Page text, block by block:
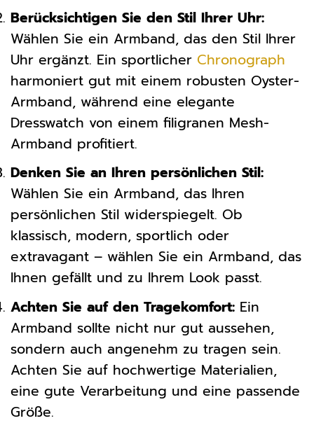
Berücksichtigen Sie den Stil Ihrer Uhr:
Wählen Sie ein Armband, das den Stil Ihrer
Uhr ergänzt. Ein sportlicher Chronograph
harmoniert gut mit einem robusten Oyster-
Armband, während eine elegante
Dresswatch von einem filigranen Mesh-
Armband profitiert.
Denken Sie an Ihren persönlichen Stil:
Wählen Sie ein Armband, das Ihren
persönlichen Stil widerspiegelt. Ob
klassisch, modern, sportlich oder
extravagant – wählen Sie ein Armband, das
Ihnen gefällt und zu Ihrem Look passt.
Achten Sie auf den Tragekomfort: Ein
Armband sollte nicht nur gut aussehen,
sondern auch angenehm zu tragen sein.
Achten Sie auf hochwertige Materialien,
eine gute Verarbeitung und eine passende
Größe.